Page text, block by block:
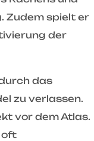
Zudem spielt er
der
das
zu verlassen.
vor dem Atlas.
oft